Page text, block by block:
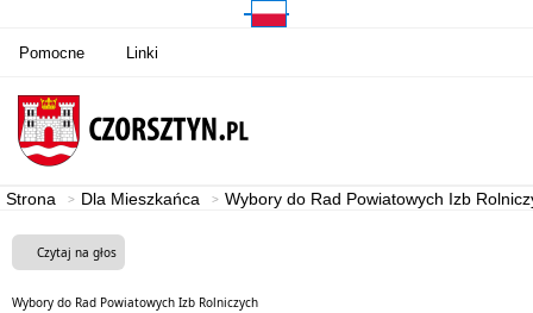
Pomocne Linki
Strona Dla Mieszkańca Wybory do Rad Powiatowych Izb
Czytaj na głos
Wybory do Rad Powiatowych Izb Rolniczych